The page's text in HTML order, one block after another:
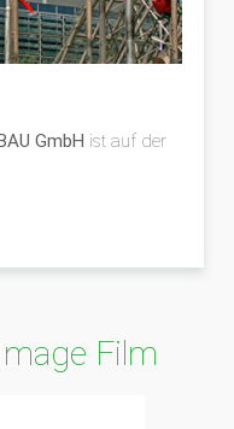
GmbH ist auf der
Image Film